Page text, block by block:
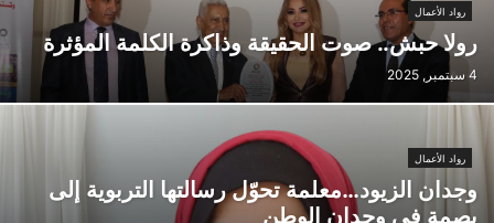
رواد الأعمال
رولا حبش.. صوت الحقيقة وذاكرة الكلمة المؤثرة
4 سبتمبر, 2025
رواد الأعمال
وجدان الزيود…معلمة تحوّل رسالتها التربوية إلى
بصمة في وجدان الوطن